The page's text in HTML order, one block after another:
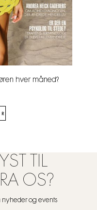
hver måned?
TIL
OS?
nyheder og events